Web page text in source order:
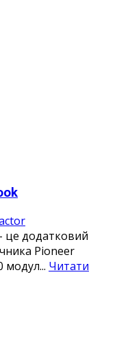
це додатковий
Pioneer
модул... Читати